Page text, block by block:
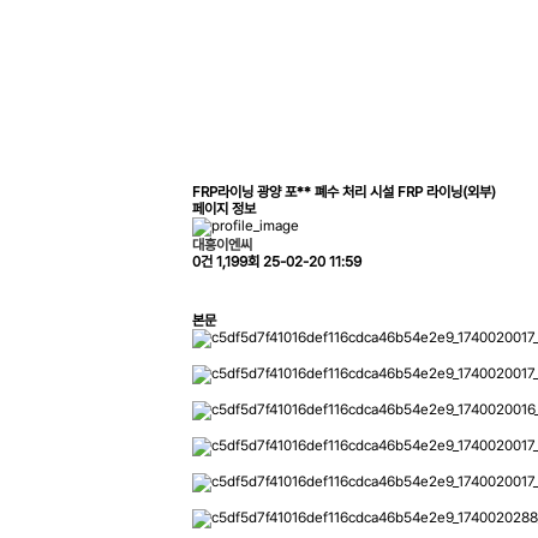
FRP라이닝 광양 포** 폐수 처리 시설 FRP 라이닝(외부)
페이지 정보
대흥이엔씨
0건 1,199회 25-02-20 11:59
본문